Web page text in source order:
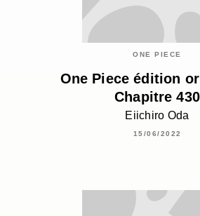
ONE PIECE
One Piece édition
Chapitre 430
Eiichiro Oda
15/06/2022